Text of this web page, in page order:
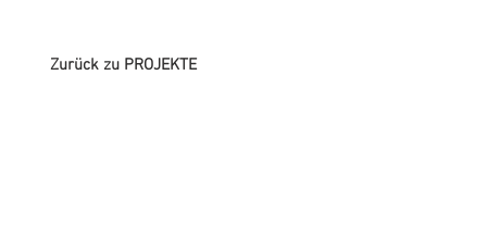
Zurück zu PROJEKTE